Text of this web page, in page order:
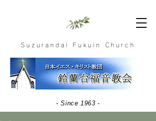
Suzurandai Fukuin Church
- Since 1963 -